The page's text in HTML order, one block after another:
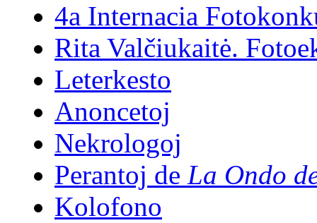
4a Internacia
Rita Valčiukaitė.
Leterkesto
Anoncetoj
Nekrologoj
Perantoj de La Ondo
Kolofono